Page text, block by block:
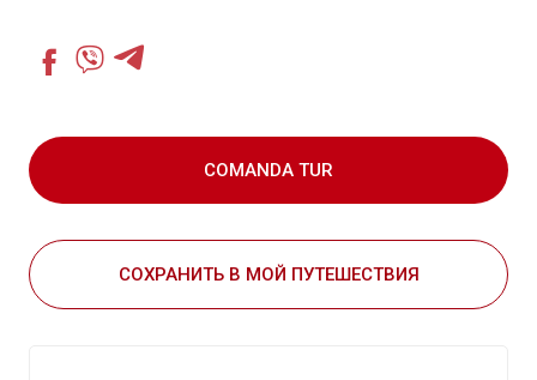
COMANDA TUR
СОХРАНИТЬ В МОЙ ПУТЕШЕСТВИЯ